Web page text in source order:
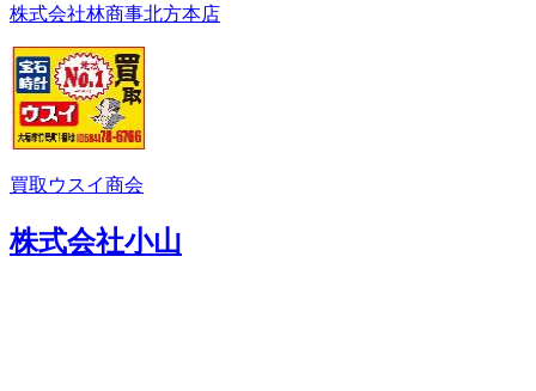
株式会社林商事北方本店
買取ウスイ商会
株式会社小山